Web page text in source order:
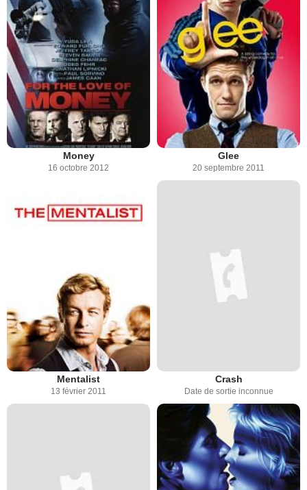
Money
16 octobre 2012
Glee
20 septembre 2011
Mentalist
13 février 2011
Crash
Date de sortie inconnue